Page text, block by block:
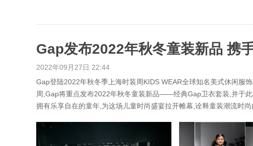
2022年09月27日 22:44
Gap登陆2022年秋冬季上海时装周KIDS WEAR全球知名美式休闲服
周,Gap将重点发布2022年秋冬童装新品——经典Gap卫衣套装,并于
拥有乐享自在的童年,为这场儿童时尚盛宴拉开帷幕,诠释童装潮流时尚